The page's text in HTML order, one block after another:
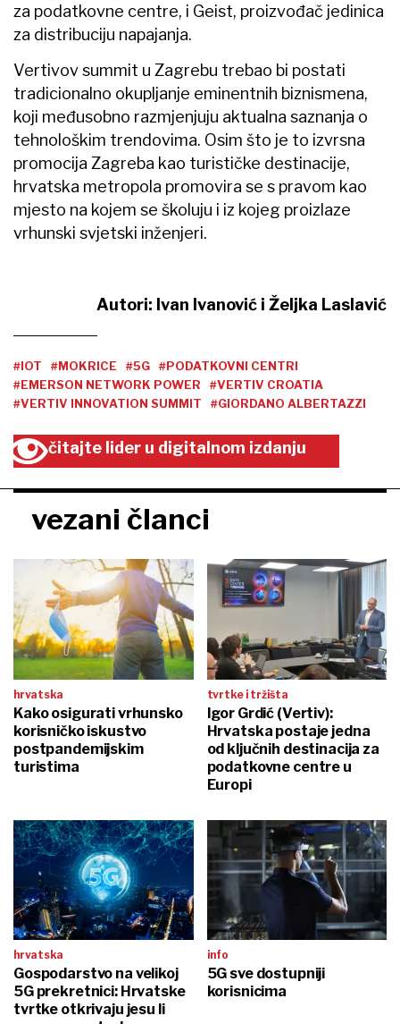
za podatkovne centre, i Geist, proizvođač jedinica
za distribuciju napajanja.
Vertivov summit u Zagrebu trebao bi postati
tradicionalno okupljanje eminentnih biznismena,
koji međusobno razmjenjuju aktualna saznanja o
tehnološkim trendovima. Osim što je to izvrsna
promocija Zagreba kao turističke destinacije,
hrvatska metropola promovira se s pravom kao
mjesto na kojem se školuju i iz kojeg proizlaze
vrhunski svjetski inženjeri.
Autori: Ivan Ivanović i Željka Laslavić
#IOT #MOKRICE #5G
#PODATKOVNI CENTRI
#EMERSON NETWORK POWER
#VERTIV CROATIA
#VERTIV INNOVATION SUMMIT
#GIORDANO ALBERTAZZI
čitajte lider u digitalnom izdanju
vezani članci
hrvatska
Kako osigurati vrhunsko
korisničko iskustvo
postpandemijskim
turistima
tvrtke i tržišta
Igor Grdić (Vertiv):
Hrvatska postaje jedna
od ključnih destinacija za
podatkovne centre u
Europi
hrvatska
Gospodarstvo na velikoj
5G prekretnici: Hrvatske
tvrtke otkrivaju jesu li
info
5G sve dostupniji
korisnicima